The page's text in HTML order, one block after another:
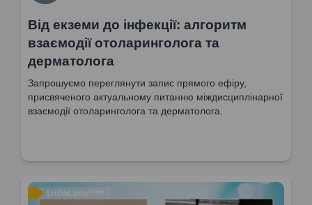
Від екземи до інфекції: алгоритм
взаємодії отоларинголога та
дерматолога
Запрошуємо переглянути запис прямого ефіру,
присвяченого актуальному питанню міждисциплінарної
взаємодії отоларинголога та дерматолога.